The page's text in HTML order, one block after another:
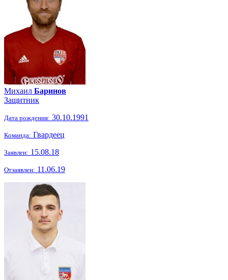
Михаил Баринов
Защитник
Дата рождения: 30.10.1991
Команда: Гвардеец
Заявлен: 15.08.18
Отзаявлен: 11.06.19